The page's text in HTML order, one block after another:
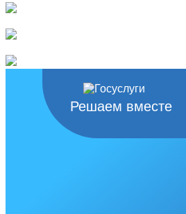
Решаем вместе